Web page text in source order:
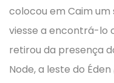
colocou em Caim um
viesse a encontrá-lo
retirou da presença
Node, a leste do Éden